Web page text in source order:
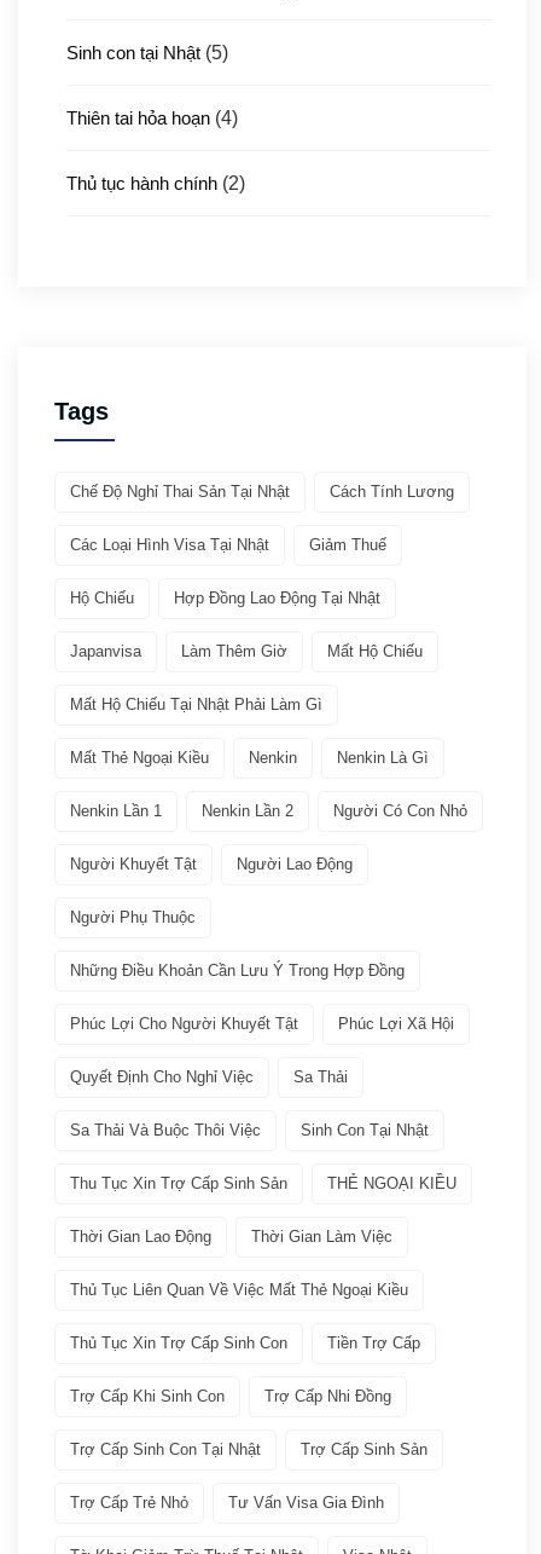
Sinh con tại Nhật (5)
Thiên tai hỏa hoạn (4)
Thủ tục hành chính (2)
Văn hóa & Du lịch
Việc làm
Bảo hiểm(2)
Các ngành nghề quay lại Tokutei Gino(1)
Nenkin (3)
Phúc lợi xã hội(2)
Các loại visa Nhật
Dịch vụ VISA ATTO(36)
Đoàn tụ gia đình(6)
Tags
Chế Độ Nghỉ Thai Sản Tại Nhật Cách Tính Lương
Các Loại Hình Visa Tại Nhật Giảm Thuế
Hộ Chiếu Hợp Đồng Lao Động Tại Nhật
Japanvisa Làm Thêm Giờ Mất Hộ Chiếu
Mất Hộ Chiếu Tại Nhật Phải Làm Gì
Mất Thẻ Ngoại Kiều Nenkin Nenkin Là Gì
Nenkin Lần 1 Nenkin Lần 2 Người Có Con Nhỏ
Người Khuyết Tật Người Lao Động
Người Phụ Thuộc
Những Điều Khoản Cần Lưu Ý Trong Hợp Đồng
Phúc Lợi Cho Người Khuyết Tật Phúc Lợi Xã Hội
Quyết Định Cho Nghỉ Việc Sa Thải
Sa Thải Và Buộc Thôi Việc Sinh Con Tại Nhật
Thu Tục Xin Trợ Cấp Sinh Sản THẺ NGOẠI KIỀU
Thời Gian Lao Động Thời Gian Làm Việc
Thủ Tục Liên Quan Về Việc Mất Thẻ Ngoại Kiều
Thủ Tục Xin Trợ Cấp Sinh Con Tiền Trợ Cấp
Trợ Cấp Khi Sinh Con Trợ Cấp Nhi Đồng
Trợ Cấp Sinh Con Tại Nhật Trợ Cấp Sinh Sản
Trợ Cấp Trẻ Nhỏ Tư Vấn Visa Gia Đình